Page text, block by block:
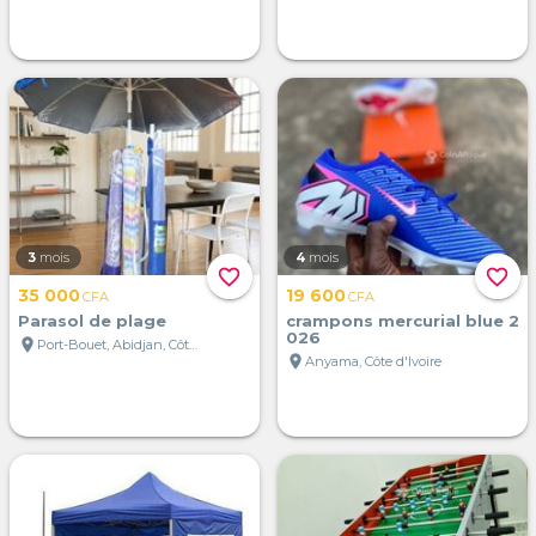
favorite_border
3 mois
35 000CFA
Parasol de plage
location_on
Port-Bouet, Abidjan, Côte d'Ivoire
favorite_border
4 mois
19 600CFA
crampons mercurial blue 2
026
location_on Anyama, Côte d'Ivoire